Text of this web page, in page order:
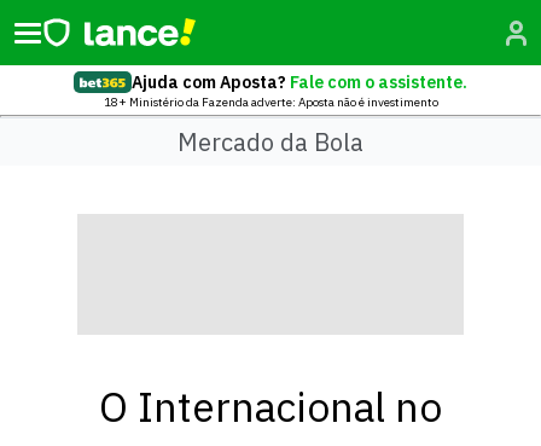
Ajuda com Aposta? Fale com o assistente.
18+ Ministério da Fazenda adverte: Aposta não é investimento
Mercado da Bola
O Internacional no